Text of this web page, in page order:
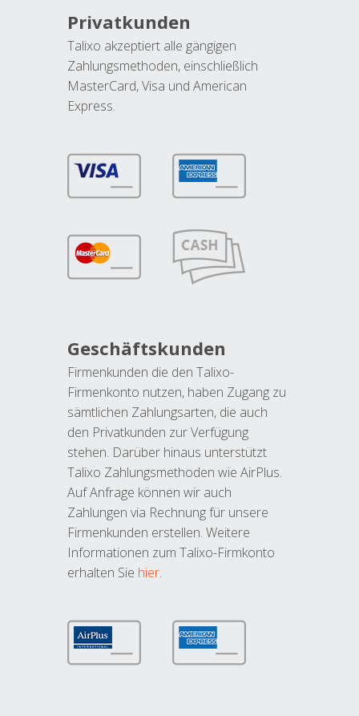
Privatkunden
Talixo akzeptiert alle gängigen
Zahlungsmethoden, einschließlich
MasterCard, Visa und American
Express.
Geschäftskunden
Firmenkunden die den Talixo-
Firmenkonto nutzen, haben Zugang zu
sämtlichen Zahlungsarten, die auch
den Privatkunden zur Verfügung
stehen. Darüber hinaus unterstützt
Talixo Zahlungsmethoden wie AirPlus.
Auf Anfrage können wir auch
Zahlungen via Rechnung für unsere
Firmenkunden erstellen. Weitere
Informationen zum Talixo-Firmkonto
erhalten Sie hier.